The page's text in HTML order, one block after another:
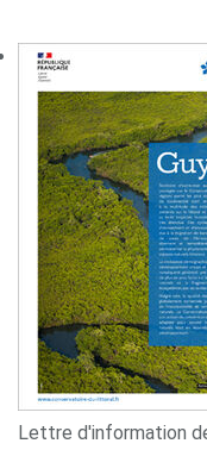
Lettre d'information